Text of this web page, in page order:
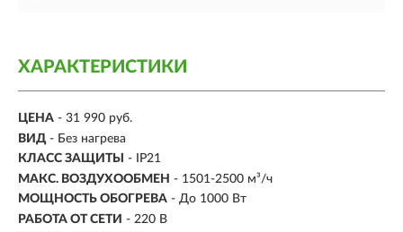
ХАРАКТЕРИСТИКИ
ЦЕНА - 31 990 руб.
ВИД - Без нагрева
КЛАСС ЗАЩИТЫ
- IP21
МАКС. ВОЗДУХООБМЕН - 1501-2500 м³/ч
МОЩНОСТЬ ОБОГРЕВА - До 1000 Вт
РАБОТА ОТ СЕТИ - 220 В